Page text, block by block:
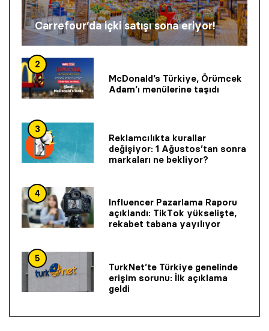
Carrefour’da içki satışı sona eriyor!
2
McDonald’s Türkiye, Örümcek
Adam’ı menülerine taşıdı
3
Reklamcılıkta kurallar
değişiyor: 1 Ağustos’tan sonra
markaları ne bekliyor?
4
Influencer Pazarlama Raporu
açıklandı: TikTok yükselişte,
rekabet tabana yayılıyor
5
TurkNet’te Türkiye genelinde
erişim sorunu: İlk açıklama
geldi